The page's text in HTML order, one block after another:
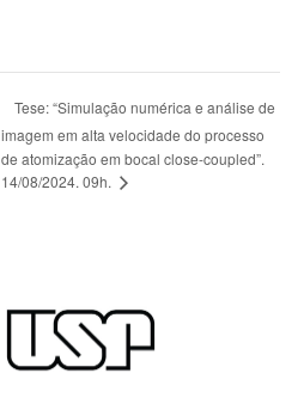
Tese: “Simulação numérica e análise de
imagem em alta velocidade do processo
de atomização em bocal close-coupled”.
14/08/2024. 09h.